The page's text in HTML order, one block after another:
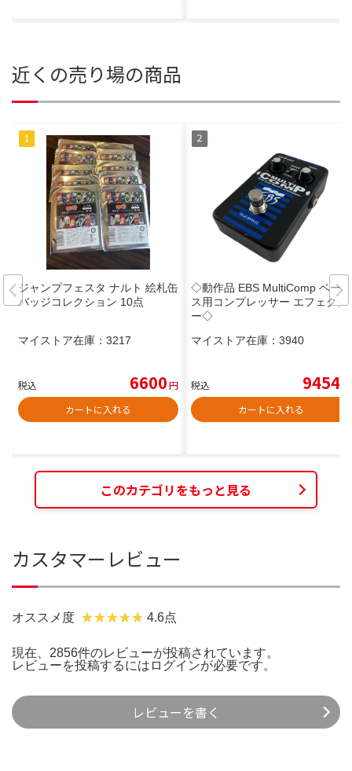
近くの売り場の商品
ジャンプフェスタ ナルト 絵札缶
バッジコレクション 10点
マイストア在庫： 3217
税込 6600円
カートに入れる
◇動作品 EBS MultiComp ベー
ス用コンプレッサー エフェクタ
ー◇
マイストア在庫： 3940
税込 9454
カートに入れる
このカテゴリをもっと見る
カスタマーレビュー
オススメ度 4.6点
現在、2856件のレビューが投稿されています。
レビューを投稿するには ログインが必要です。
レビューを書く